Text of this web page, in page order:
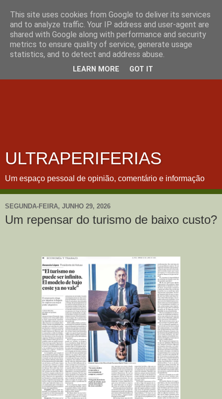
ULTRAPERIFERIAS
Um espaço pessoal de opinião, comentário e informação
SEGUNDA-FEIRA, JUNHO 29, 2026
Um repensar do turismo de baixo custo?
This site uses cookies from Google to deliver its services
and to analyze traffic. Your IP address and user-agent are
shared with Google along with performance and security
metrics to ensure quality of service, generate usage
statistics, and to detect and address abuse.
LEARN MORE GOT IT